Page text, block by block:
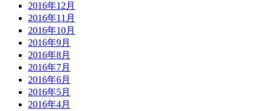
2016年12月
2016年11月
2016年10月
2016年9月
2016年8月
2016年7月
2016年6月
2016年5月
2016年4月